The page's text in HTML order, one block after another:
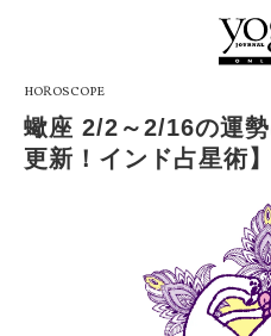
HOROSCOPE
蠍座 2/2～2/16の運
更新！インド占星術】